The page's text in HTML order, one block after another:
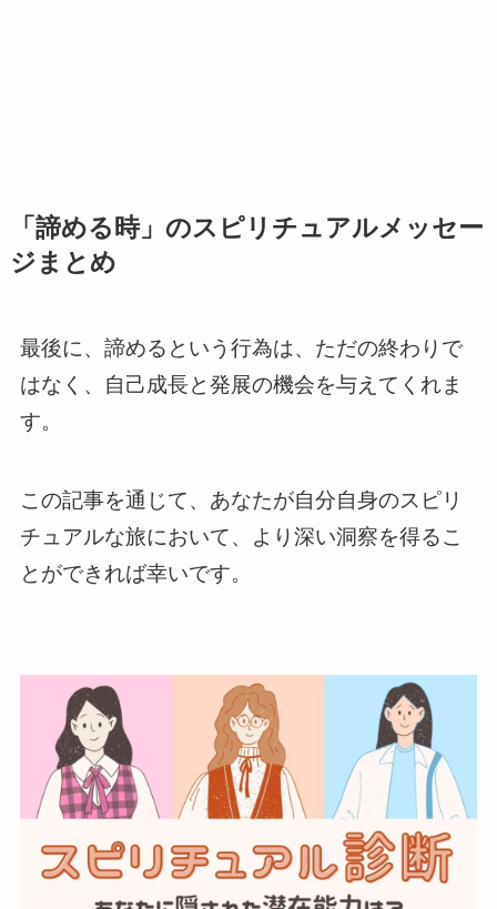
「諦める時」のスピリチュアルメッセー
ジまとめ
最後に、諦めるという行為は、ただの終わりで
はなく、自己成長と発展の機会を与えてくれま
す。
この記事を通じて、あなたが自分自身のスピリ
チュアルな旅において、より深い洞察を得るこ
とができれば幸いです。